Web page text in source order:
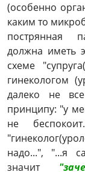
(особенно
каким то
пострянная
должна иметь
схеме
гинекологом
далеко не
принципу: "у
не
надо...", "...я
значит